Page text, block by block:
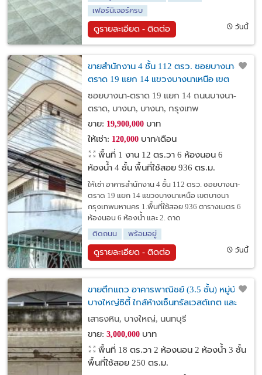
เฟอร์นิเจอร์ครบ
ดูรายละเอียด - ติดต่อ วันนี้
ขายสำนักงาน 4 ชั้น 112 ตรว. ซอยบางนา-
ตราด 19 แยก 14 แขวงบางนาเหนือ เขต
บางนา กรุงเทพ
ซอยบางนา-ตราด 19 แยก 14 ถนนบางนา-
ตราด, บางนา, บางนา, กรุงเทพ
ขาย: 19,900,000บาท
ให้เช่า: 120,000บาท/เดือน
พื้นที่ 1 งาน 12 ตร.วา 6 ห้องนอน 6
ห้องน้ำ 4 ชั้น พื้นที่ใช้สอย 936 ตร.ม.
ให้เช่า อาคารสำนักงาน 4 ชั้น 112 ตรว. ซอยบางนา-
ตราด 19 แยก 14 แขวงบางนาเหนือ เขตบางนา
กรุงเทพมหานคร 1.พื้นที่ใช้สอย 936 ตารางเมตร 6
ห้องนอน 6 ห้องน้ำ และ 2. ดาด
ติดถนน
พร้อมอยู่
ดูรายละเอียด - ติดต่อ วันนี้
ขายตึกแถว อาคารพาณิชย์ (3.5 ชั้น) หมู่บ้าน
บางใหญ่ซิตี้ ใกล้ห้างเซ็นทรัลเวสต์เกต และ
รถไฟฟ้าสายสีม่วง (สถานีตลาดบางใหญ่)
เสาธงหิน, บางใหญ่, นนทบุรี
ขาย: 3,000,000บาท
พื้นที่ 18 ตร.วา 2 ห้องนอน 2 ห้องน้ำ 3 ชั้น
พื้นที่ใช้สอย 250 ตร.ม.